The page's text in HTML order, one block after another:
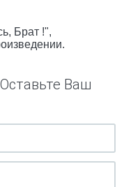
Брат !",
Ваш